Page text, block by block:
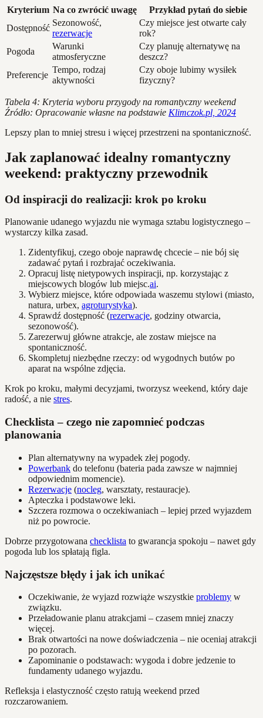
Kryterium Na co zwrócić uwagę
Przykład pytań do siebie
Dostępność
Sezonowość,
rezerwacje
Czy miejsce jest otwarte cały
rok?
Pogoda
Warunki
atmosferyczne
Czy planuję alternatywę na
deszcz?
Preferencje
Tempo, rodzaj
aktywności
Czy oboje lubimy wysiłek
fizyczny?
Tabela 4: Kryteria wyboru przygody na romantyczny weekend
Źródło: Opracowanie własne na podstawie Klimczok.pl, 2024
Lepszy plan to mniej stresu i więcej przestrzeni na spontaniczność.
Jak zaplanować idealny romantyczny
weekend: praktyczny przewodnik
Od inspiracji do realizacji: krok po kroku
Planowanie udanego wyjazdu nie wymaga sztabu logistycznego –
wystarczy kilka zasad.
Zidentyfikuj, czego oboje naprawdę chcecie – nie bój się
zadawać pytań i rozbrajać oczekiwania.
Opracuj listę nietypowych inspiracji, np. korzystając z
miejscowych blogów lub miejsc.ai.
Wybierz miejsce, które odpowiada waszemu stylowi (miasto,
natura, urbex, agroturystyka).
Sprawdź dostępność (rezerwacje, godziny otwarcia,
sezonowość).
Zarezerwuj główne atrakcje, ale zostaw miejsce na
spontaniczność.
Skompletuj niezbędne rzeczy: od wygodnych butów po
aparat na wspólne zdjęcia.
Krok po kroku, małymi decyzjami, tworzysz weekend, który daje
radość, a nie stres.
Checklista – czego nie zapomnieć podczas
planowania
Plan alternatywny na wypadek złej pogody.
Powerbank do telefonu (bateria pada zawsze w najmniej
odpowiednim momencie).
Rezerwacje (nocleg, warsztaty, restauracje).
Apteczka i podstawowe leki.
Szczera rozmowa o oczekiwaniach – lepiej przed wyjazdem
niż po powrocie.
Dobrze przygotowana checklista to gwarancja spokoju – nawet gdy
pogoda lub los spłatają figla.
Najczęstsze błędy i jak ich unikać
Oczekiwanie, że wyjazd rozwiąże wszystkie problemy w
związku.
Przeładowanie planu atrakcjami – czasem mniej znaczy
więcej.
Brak otwartości na nowe doświadczenia – nie oceniaj atrakcji
po pozorach.
Zapominanie o podstawach: wygoda i dobre jedzenie to
fundamenty udanego wyjazdu.
Refleksja i elastyczność często ratują weekend przed
rozczarowaniem.